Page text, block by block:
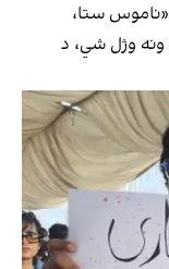
ستا،
وژل شي، د